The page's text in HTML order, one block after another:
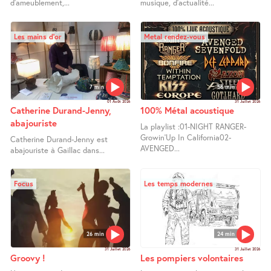
d’ameublement,... musique, d’actualité...
7 min
Les mains d’or
01 Août 2026
Catherine Durand-Jenny,
abajouriste
Catherine Durand-Jenny est
abajouriste à Gaillac dans...
58 min
Metal rendez-vous
31 Juillet 2026
100% Métal acoustique
La playlist :01-NIGHT RANGER-
Growin’Up In California02-
AVENGED...
26 min
Focus
31 Juillet 2026
Groovy !
24 min
Les temps modernes
31 Juillet 2026
Les pompiers volontaires